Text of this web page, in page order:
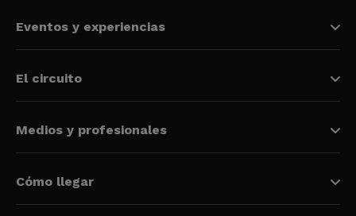
Eventos y experiencias
El circuito
Medios y profesionales
Cómo llegar